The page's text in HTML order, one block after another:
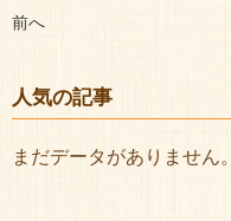
前へ
人気の記事
まだデータがありません。